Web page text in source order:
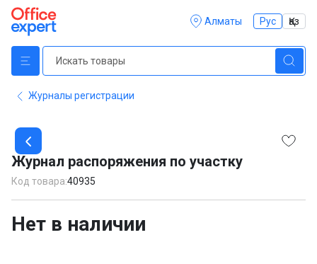
Алматы Рус Қаз
Журналы регистрации
Item
1
of
1
Журнал распоряжения по участку
Код товара:40935
Нет в наличии